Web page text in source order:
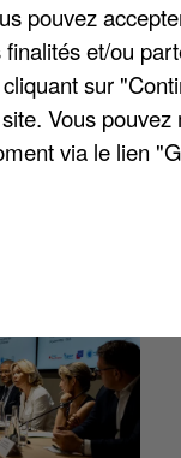
en
sont
blessé.
pouvez
finalités et/ou
sur
Vous
via le lien